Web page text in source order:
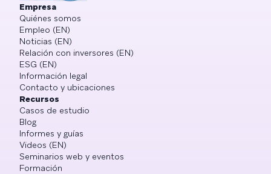
Empresa
Quiénes somos
Empleo (EN)
Noticias (EN)
Relación con inversores (EN)
ESG (EN)
Información legal
Contacto y ubicaciones
Recursos
Casos de estudio
Blog
Informes y guías
Videos (EN)
Seminarios web y eventos
Formación